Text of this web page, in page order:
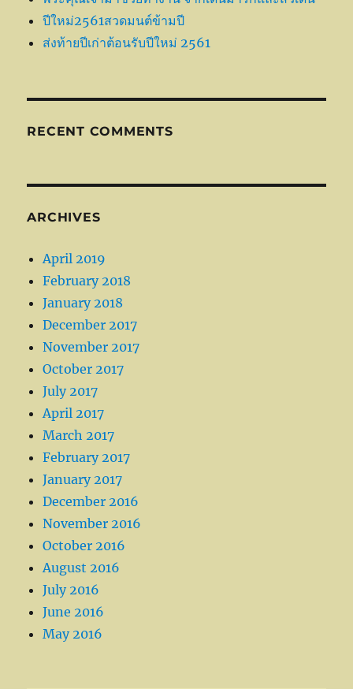
ปีใหม่2561สวดมนต์ข้ามปี
ส่งท้ายปีเก่าต้อนรับปีใหม่ 2561
RECENT COMMENTS
ARCHIVES
April 2019
February 2018
January 2018
December 2017
November 2017
October 2017
July 2017
April 2017
March 2017
February 2017
January 2017
December 2016
November 2016
October 2016
August 2016
July 2016
June 2016
May 2016